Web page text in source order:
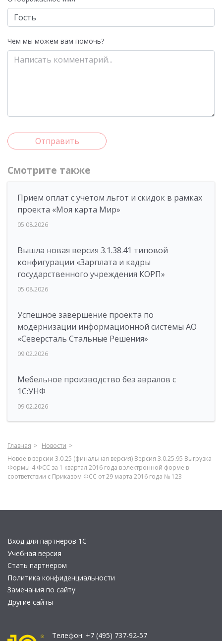
Чем мы можем вам помочь?
Отправить
Смотрите также
Прием оплат с учетом льгот и скидок в рамках
проекта «Моя карта Мир»
05.08.2026
Вышла новая версия 3.1.38.41 типовой
конфигурации «Зарплата и кадры
государственного учреждения КОРП»
05.08.2026
Успешное завершение проекта по
модернизации информационной системы АО
«Северсталь Стальные Решения»
09.02.2026
Мебельное производство без авралов с
1С:УНФ
09.02.2026
Главная
Новости
Новое в версии 3.0.25 (финальная версия) Версия 3.0.25.95 Выгрузка
Формы-4 ФСС за 1 квартал 2016 года в электронной форме в
соответствии с Приказом ФСС от 29 марта 2016 года № 123
Вход для партнеров 1С
Учебная версия
Стать партнером
Политика конфиденциальности
Замечания по сайту
Другие сайты
Телефон: +7 (495) 737-92-57